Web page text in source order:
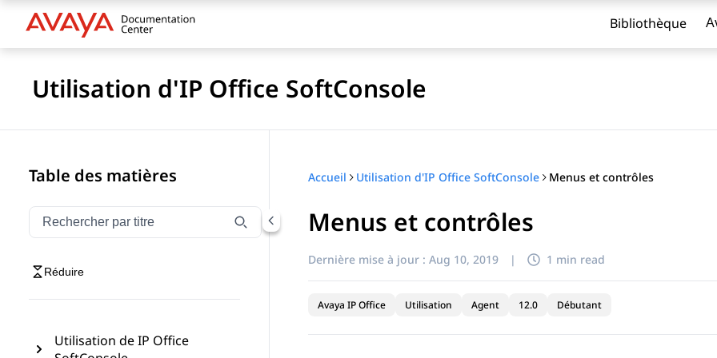
Bibliothèque
Utilisation d'IP Office SoftConsole
Table des matières
Filtrer la navigation par titre
Saisissez pour filtrer les éléments de navigation par titre
Réduire
Utilisation de IP Office
Accueil Utilisation d'IP Office SoftConsole Menus et contrôles
Menus et contrôles
Dernière mise à jour : Aug 10, 2019 | 1 min read
Avaya IP Office Utilisation Agent 12.0 Débutant